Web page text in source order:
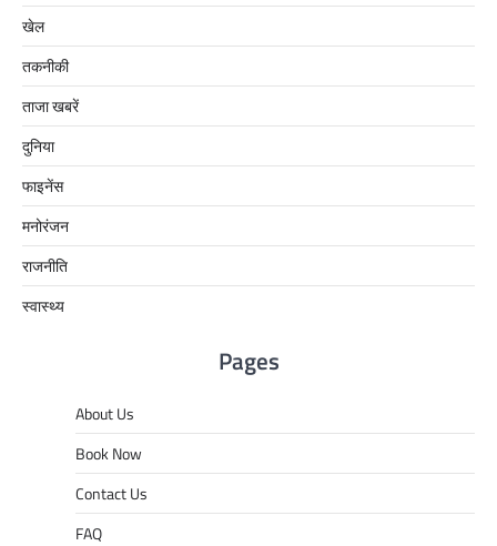
खेल
तकनीकी
ताजा खबरें
दुनिया
फाइनेंस
मनोरंजन
राजनीति
स्वास्थ्य
Pages
About Us
Book Now
Contact Us
FAQ